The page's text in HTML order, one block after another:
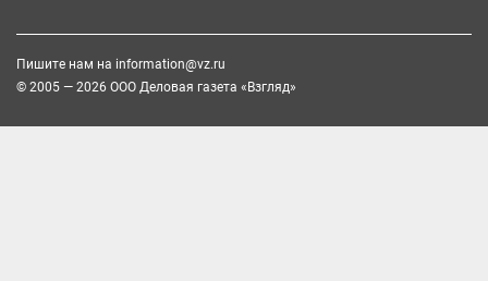
Пишите нам на information@vz.ru
© 2005 — 2026 ООО Деловая газета «Взгляд»